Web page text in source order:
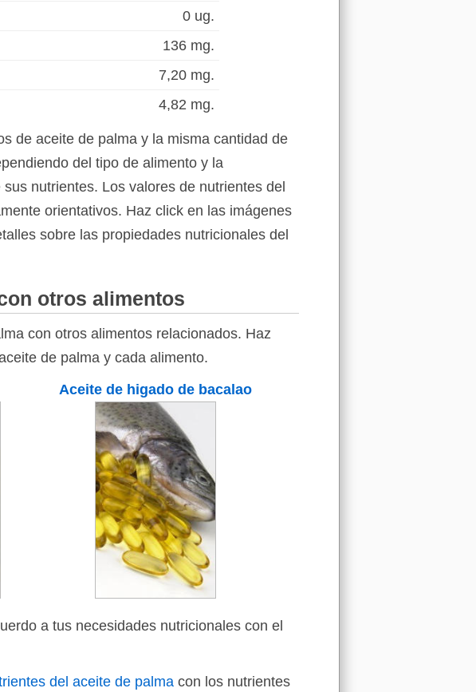
0 ug.
136 mg.
7,20 mg.
4,82 mg.
de aceite de palma y la misma cantidad de
del tipo de alimento y la
nutrientes. Los valores de nutrientes del
orientativos. Haz click en las imágenes
sobre las propiedades nutricionales del
otros alimentos
con otros alimentos relacionados. Haz
de palma y cada alimento.
Aceite de higado de bacalao
a tus necesidades nutricionales con el
del aceite de palma con los nutrientes